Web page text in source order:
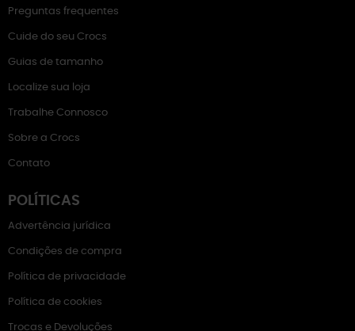
Preguntas frequentes
Cuide do seu Crocs
Guias de tamanho
Localize sua loja
Trabalhe Connosco
Sobre a Crocs
Contato
POLÍTICAS
Advertência jurídica
Condições de compra
Política de privacidade
Política de cookies
Trocas e Devoluções